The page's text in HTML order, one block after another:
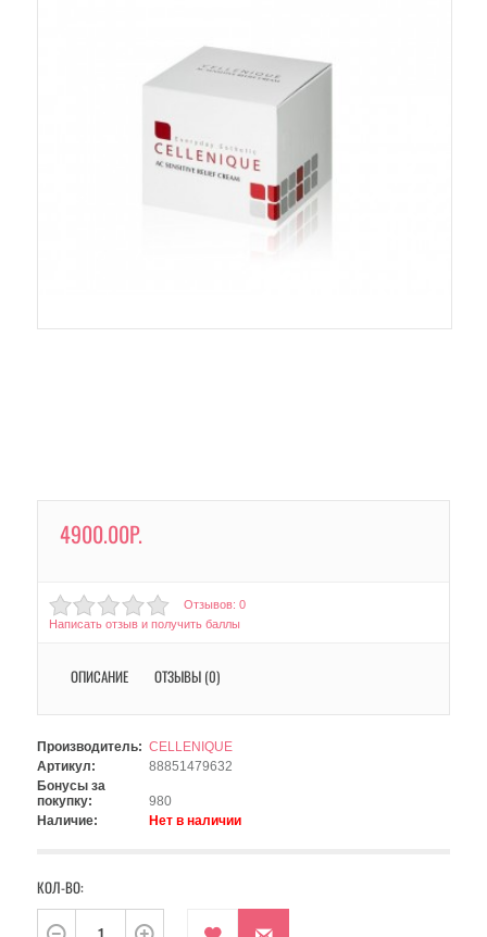
4900.00Р.
Отзывов: 0
Написать отзыв и получить баллы
ОПИСАНИЕ ОТЗЫВЫ (0)
Производитель: CELLENIQUE
Артикул:
88851479632
Бонусы за
покупку:
980
Наличие:
Нет в наличии
КОЛ-ВО: